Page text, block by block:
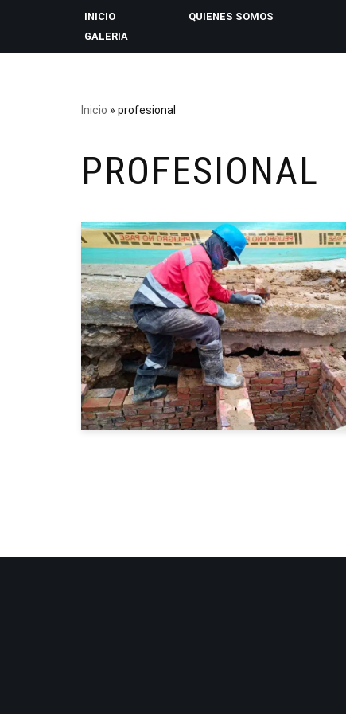
INICIO QUIENES SOMOS
GALERIA
Inicio » profesional
PROFESIONAL